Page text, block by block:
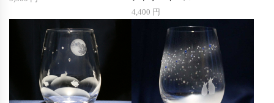
4,400 円